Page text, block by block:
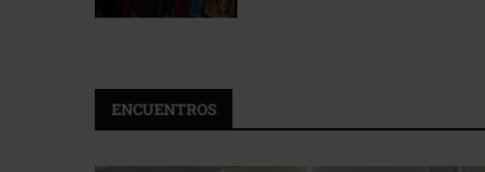
ENCUENTROS